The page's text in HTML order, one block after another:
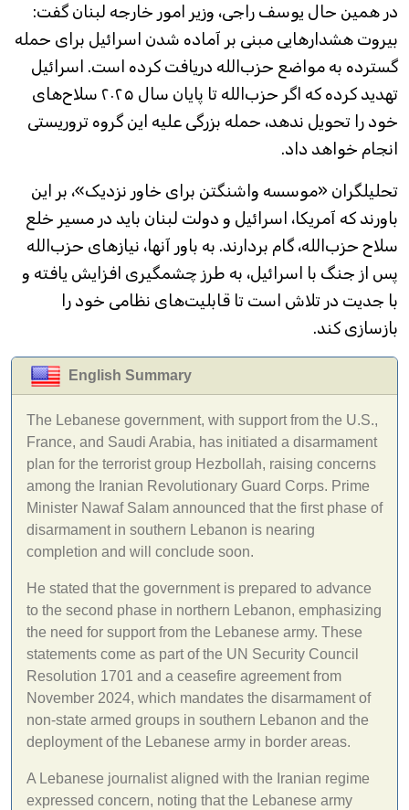
در همین حال یوسف راجی، وزیر امور خارجه لبنان گفت:
بیروت هشدارهایی مبنی بر آماده شدن اسرائیل برای حمله
گسترده به مواضع حزب‌الله دریافت کرده است. اسرائیل
تهدید کرده که اگر حزب‌الله تا پایان سال ۲۰۲۵ سلاح‌های
خود را تحویل ندهد، حمله بزرگی علیه این گروه تروریستی
انجام خواهد داد.
تحلیلگران «موسسه واشنگتن برای خاور نزدیک»، بر این
باورند که آمریکا، اسرائیل و دولت لبنان باید در مسیر خلع
سلاح حزب‌الله، گام بردارند. به باور آنها، نیازهای حزب‌الله
پس از جنگ با اسرائیل، به طرز چشمگیری افزایش یافته و
با جدیت در تلاش است تا قابلیت‌های نظامی خود را
بازسازی کند.
English Summary
The Lebanese government, with support from the U.S.,
France, and Saudi Arabia, has initiated a disarmament
plan for the terrorist group Hezbollah, raising concerns
among the Iranian Revolutionary Guard Corps. Prime
Minister Nawaf Salam announced that the first phase of
disarmament in southern Lebanon is nearing
completion and will conclude soon.
He stated that the government is prepared to advance
to the second phase in northern Lebanon, emphasizing
the need for support from the Lebanese army. These
statements come as part of the UN Security Council
Resolution 1701 and a ceasefire agreement from
November 2024, which mandates the disarmament of
non-state armed groups in southern Lebanon and the
deployment of the Lebanese army in border areas.
A Lebanese journalist aligned with the Iranian regime
expressed concern, noting that the Lebanese army